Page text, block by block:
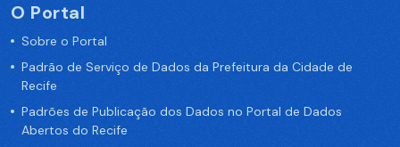
O Portal
Sobre o Portal
Padrão de Serviço de Dados da Prefeitura da Cidade de
Recife
Padrões de Publicação dos Dados no Portal de Dados
Abertos do Recife